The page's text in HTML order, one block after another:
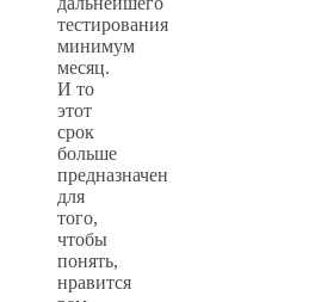
тестирования
минимум
месяц.
И то
этот
срок
больше
предназначен
для
того,
чтобы
понять,
нравится